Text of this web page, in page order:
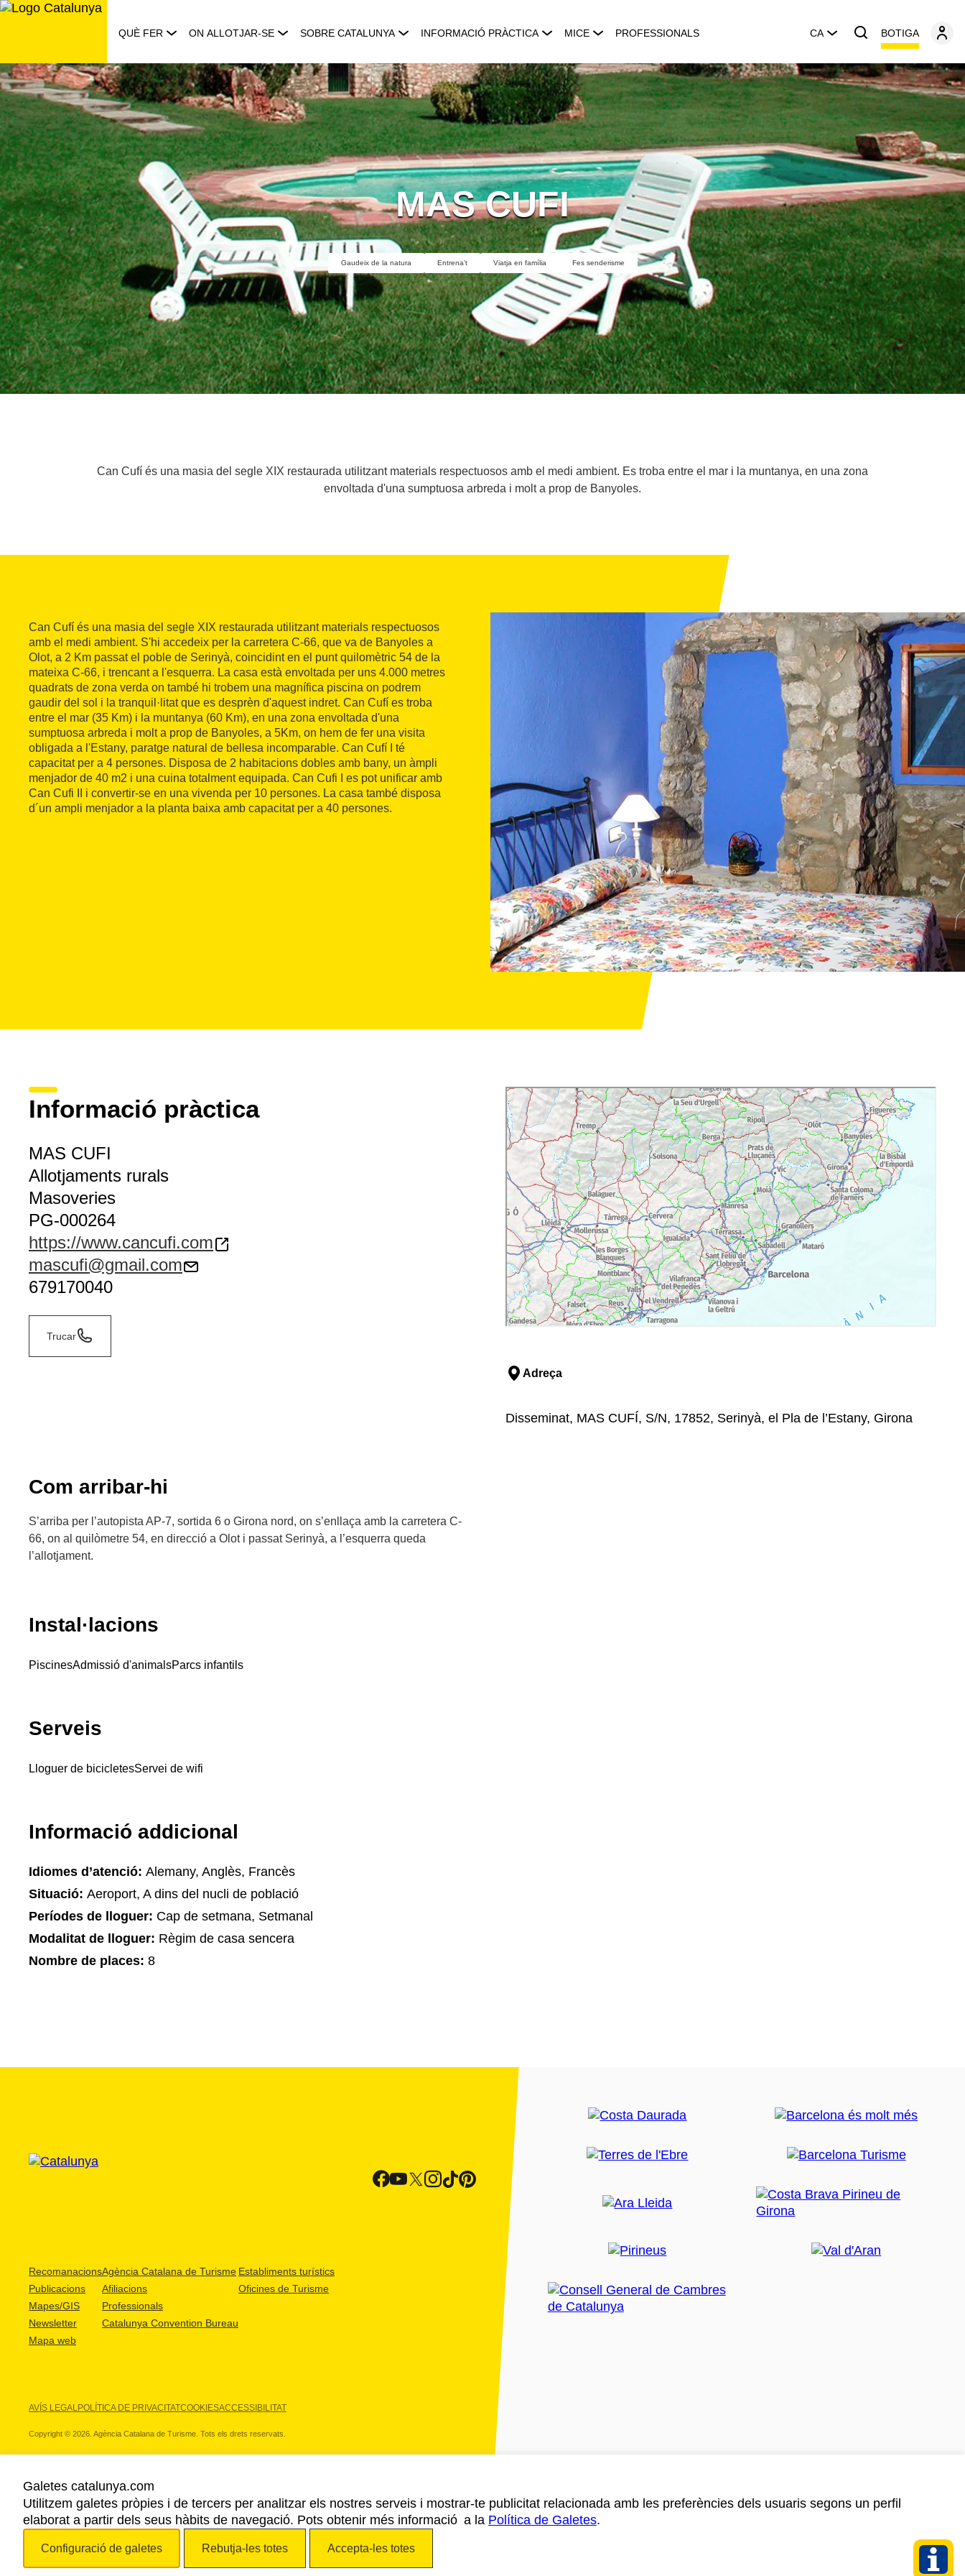
Saltar
QUÈ FER ON ALLOTJAR-SE SOBRE CATALUNYA INFORMACIÓ PRÀCTICA MICE PROFESSIONALS CA BOTIGA
MAS CUFI
Gaudeix de la natura Entrena't Viatja en família Fes senderisme
Can Cufí és una masia del segle XIX restaurada utilitzant materials respectuosos amb el medi ambient. Es troba entre el mar i la muntanya, en una zona
envoltada d'una sumptuosa arbreda i molt a prop de Banyoles.
Can Cufí és una masia del segle XIX restaurada utilitzant materials respectuosos
amb el medi ambient. S'hi accedeix per la carretera C-66, que va de Banyoles a
Olot, a 2 Km passat el poble de Serinyà, coincidint en el punt quilomètric 54 de la
mateixa C-66, i trencant a l'esquerra. La casa està envoltada per uns 4.000 metres
quadrats de zona verda on també hi trobem una magnífica piscina on podrem
gaudir del sol i la tranquil·litat que es desprèn d'aquest indret. Can Cufí es troba
entre el mar (35 Km) i la muntanya (60 Km), en una zona envoltada d'una
sumptuosa arbreda i molt a prop de Banyoles, a 5Km, on hem de fer una visita
obligada a l'Estany, paratge natural de bellesa incomparable. Can Cufí I té
capacitat per a 4 persones. Disposa de 2 habitacions dobles amb bany, un àmpli
menjador de 40 m2 i una cuina totalment equipada. Can Cufi I es pot unificar amb
Can Cufi II i convertir-se en una vivenda per 10 persones. La casa també disposa
d´un ampli menjador a la planta baixa amb capacitat per a 40 persones.
Informació pràctica
MAS CUFI
Allotjaments rurals
Masoveries
PG-000264
https://www.cancufi.com
mascufi@gmail.com
679170040
Trucar
Adreça
Disseminat, MAS CUFÍ, S/N, 17852, Serinyà, el Pla de l’Estany, Girona
Com arribar-hi
S’arriba per l’autopista AP-7, sortida 6 o Girona nord, on s’enllaça amb la carretera C-
66, on al quilòmetre 54, en direcció a Olot i passat Serinyà, a l’esquerra queda
l’allotjament.
Instal·lacions
PiscinesAdmissió d'animalsParcs infantils
Serveis
Lloguer de bicicletesServei de wifi
Informació addicional
Idiomes d’atenció: Alemany, Anglès, Francès
Situació: Aeroport, A dins del nucli de població
Períodes de lloguer: Cap de setmana, Setmanal
Modalitat de lloguer: Règim de casa sencera
Nombre de places: 8
Recomanacions
Publicacions
Mapes/GIS
Newsletter
Mapa web
Agència Catalana de Turisme
Afiliacions
Professionals
Catalunya Convention Bureau
Establiments turístics
Oficines de Turisme
AVÍS LEGALPOLÍTICA DE PRIVACITATCOOKIESACCESSIBILITAT
Copyright © 2026. Agència Catalana de Turisme. Tots els drets reservats.
ELS NOSTRES PARTNERS
Galetes catalunya.com
Utilitzem galetes pròpies i de tercers per analitzar els nostres serveis i mostrar-te publicitat relacionada amb les preferències dels usuaris segons un perfil
elaborat a partir dels seus hàbits de navegació. Pots obtenir més informació a la Política de Galetes.
Configuració de galetes Rebutja-les totes Accepta-les totes